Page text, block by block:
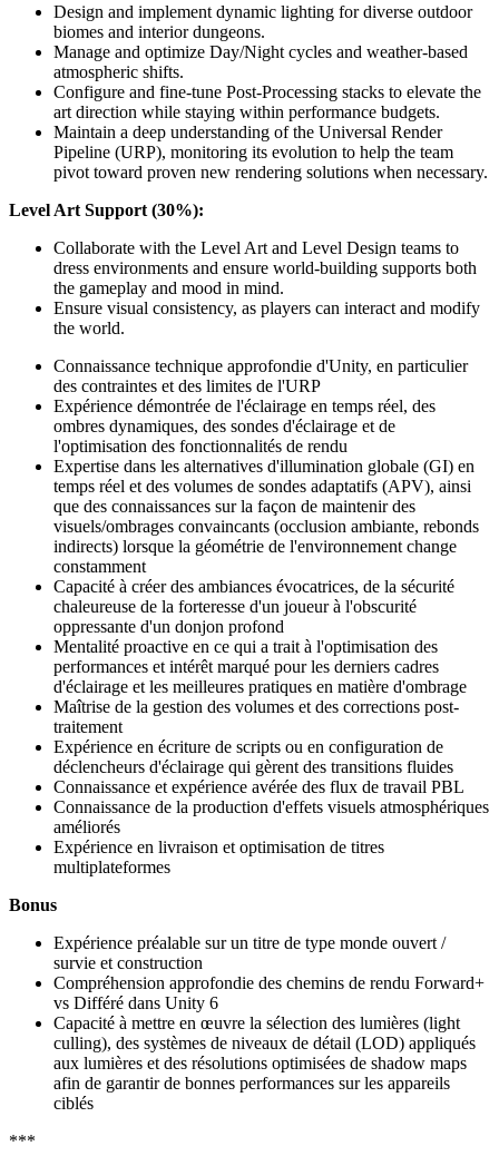
Design and implement dynamic lighting for diverse outdoor
biomes and interior dungeons.
Manage and optimize Day/Night cycles and weather-based
atmospheric shifts.
Configure and fine-tune Post-Processing stacks to elevate the
art direction while staying within performance budgets.
Maintain a deep understanding of the Universal Render
Pipeline (URP), monitoring its evolution to help the team
pivot toward proven new rendering solutions when necessary.
Level Art Support (30%):
Collaborate with the Level Art and Level Design teams to
dress environments and ensure world-building supports both
the gameplay and mood in mind.
Ensure visual consistency, as players can interact and modify
the world.
Connaissance technique approfondie d'Unity, en particulier
des contraintes et des limites de l'URP
Expérience démontrée de l'éclairage en temps réel, des
ombres dynamiques, des sondes d'éclairage et de
l'optimisation des fonctionnalités de rendu
Expertise dans les alternatives d'illumination globale (GI) en
temps réel et des volumes de sondes adaptatifs (APV), ainsi
que des connaissances sur la façon de maintenir des
visuels/ombrages convaincants (occlusion ambiante, rebonds
indirects) lorsque la géométrie de l'environnement change
constamment
Capacité à créer des ambiances évocatrices, de la sécurité
chaleureuse de la forteresse d'un joueur à l'obscurité
oppressante d'un donjon profond
Mentalité proactive en ce qui a trait à l'optimisation des
performances et intérêt marqué pour les derniers cadres
d'éclairage et les meilleures pratiques en matière d'ombrage
Maîtrise de la gestion des volumes et des corrections post-
traitement
Expérience en écriture de scripts ou en configuration de
déclencheurs d'éclairage qui gèrent des transitions fluides
Connaissance et expérience avérée des flux de travail PBL
Connaissance de la production d'effets visuels atmosphériques
améliorés
Expérience en livraison et optimisation de titres
multiplateformes
Bonus
Expérience préalable sur un titre de type monde ouvert /
survie et construction
Compréhension approfondie des chemins de rendu Forward+
vs Différé dans Unity 6
Capacité à mettre en œuvre la sélection des lumières (light
culling), des systèmes de niveaux de détail (LOD) appliqués
aux lumières et des résolutions optimisées de shadow maps
afin de garantir de bonnes performances sur les appareils
ciblés
***